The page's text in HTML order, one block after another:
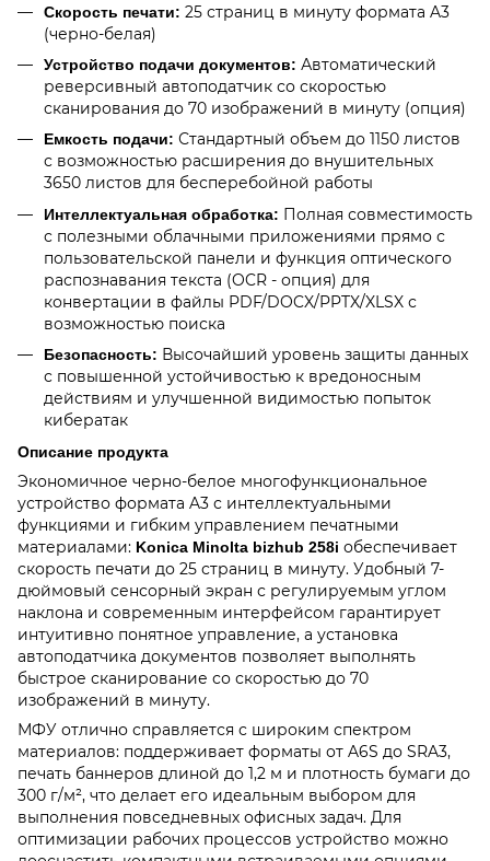
Скорость печати: 25 страниц в минуту формата A3
(черно-белая)
Устройство подачи документов: Автоматический
реверсивный автоподатчик со скоростью
сканирования до 70 изображений в минуту (опция)
Емкость подачи: Стандартный объем до 1150 листов
с возможностью расширения до внушительных
3650 листов для бесперебойной работы
Интеллектуальная обработка: Полная совместимость
с полезными облачными приложениями прямо с
пользовательской панели и функция оптического
распознавания текста (OCR - опция) для
конвертации в файлы PDF/DOCX/PPTX/XLSX с
возможностью поиска
Безопасность: Высочайший уровень защиты данных
с повышенной устойчивостью к вредоносным
действиям и улучшенной видимостью попыток
кибератак
Описание продукта
Экономичное черно-белое многофункциональное
устройство формата A3 с интеллектуальными
функциями и гибким управлением печатными
материалами: Konica Minolta bizhub 258i обеспечивает
скорость печати до 25 страниц в минуту. Удобный 7-
дюймовый сенсорный экран с регулируемым углом
наклона и современным интерфейсом гарантирует
интуитивно понятное управление, а установка
автоподатчика документов позволяет выполнять
быстрое сканирование со скоростью до 70
изображений в минуту.
МФУ отлично справляется с широким спектром
материалов: поддерживает форматы от A6S до SRA3,
печать баннеров длиной до 1,2 м и плотность бумаги до
300 г/м², что делает его идеальным выбором для
выполнения повседневных офисных задач. Для
оптимизации рабочих процессов устройство можно